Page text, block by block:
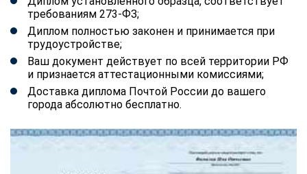
требованиям 273-ФЗ;
Диплом полностью законен и принимается при
трудоустройстве;
Ваш документ действует по всей территории РФ
и признается аттестационными комиссиями;
Доставка диплома Почтой России до вашего
города абсолютно бесплатно.